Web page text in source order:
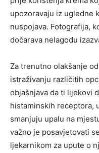
upozoravaju iz ugledne
nuspojava. Fotografija,
dočarava nelagodu
Za trenutno olakšanje
istraživanju različitih
objašnjava da ti lijekovi
histaminskih receptora,
smanjuju upalu na
važno je posavjetovati
ljekarnikom za upute o